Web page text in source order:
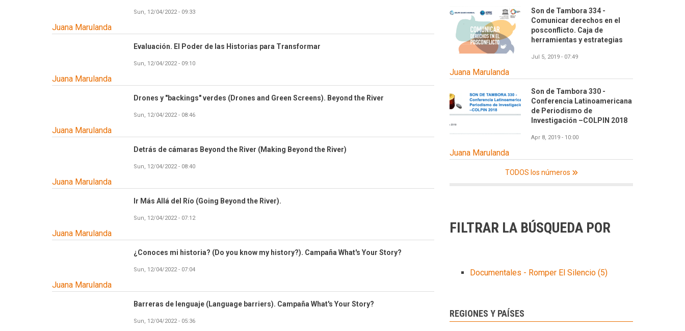
Sun, 12/04/2022 - 09:33
Juana Marulanda
Evaluación. El Poder de las Historias para Transformar
Sun, 12/04/2022 - 09:10
Juana Marulanda
Drones y "backings" verdes (Drones and Green Screens). Beyond the River
Sun, 12/04/2022 - 08:46
Juana Marulanda
Detrás de cámaras Beyond the River (Making Beyond the River)
Sun, 12/04/2022 - 08:40
Juana Marulanda
Ir Más Allá del Río (Going Beyond the River).
Sun, 12/04/2022 - 07:12
Juana Marulanda
¿Conoces mi historia? (Do you know my history?). Campaña What's Your Story?
Sun, 12/04/2022 - 07:04
Juana Marulanda
Barreras de lenguaje (Language barriers). Campaña What's Your Story?
Sun, 12/04/2022 - 05:36
Son de Tambora 334 -
Comunicar derechos en el
posconflicto. Caja de
herramientas y estrategias
Jul 5, 2019 - 07:49
Juana Marulanda
Son de Tambora 330 -
Conferencia Latinoamericana
de Periodismo de
Investigación –COLPIN 2018
Apr 8, 2019 - 10:00
Juana Marulanda
TODOS los números
FILTRAR LA BÚSQUEDA POR
Documentales - Romper El Silencio (5)
REGIONES Y PAÍSES